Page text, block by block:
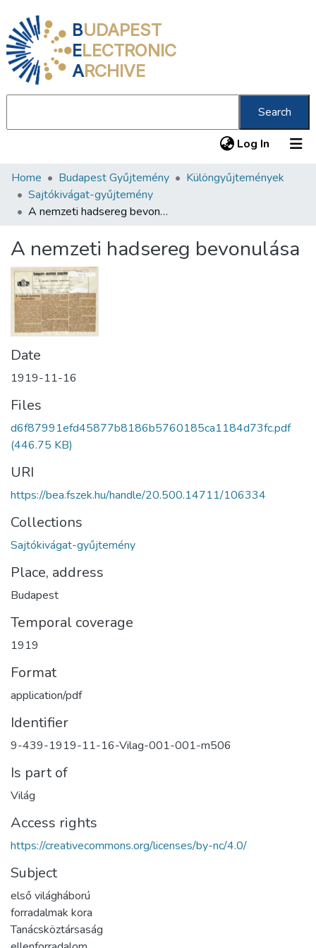
BUDAPEST
ELECTRONIC
ARCHIVE
Search
Log In (current)
Communities & Collections
All of DSpace
About us
Home Budapest Gyűjtemény
Különgyűjtemények
Sajtókivágat-gyűjtemény
A nemzeti hadsereg bevonulása
A nemzeti hadsereg bevonulása
Date
1919-11-16
Files
d6f87991efd45877b8186b5760185ca1184d73fc.pdf
(446.75 KB)
URI
https://bea.fszek.hu/handle/20.500.14711/106334
Collections
Sajtókivágat-gyűjtemény
Place, address
Budapest
Temporal coverage
1919
Format
application/pdf
Identifier
9-439-1919-11-16-Vilag-001-001-m506
Is part of
Világ
Access rights
https://creativecommons.org/licenses/by-nc/4.0/
Subject
első világháború
forradalmak kora
Tanácsköztársaság